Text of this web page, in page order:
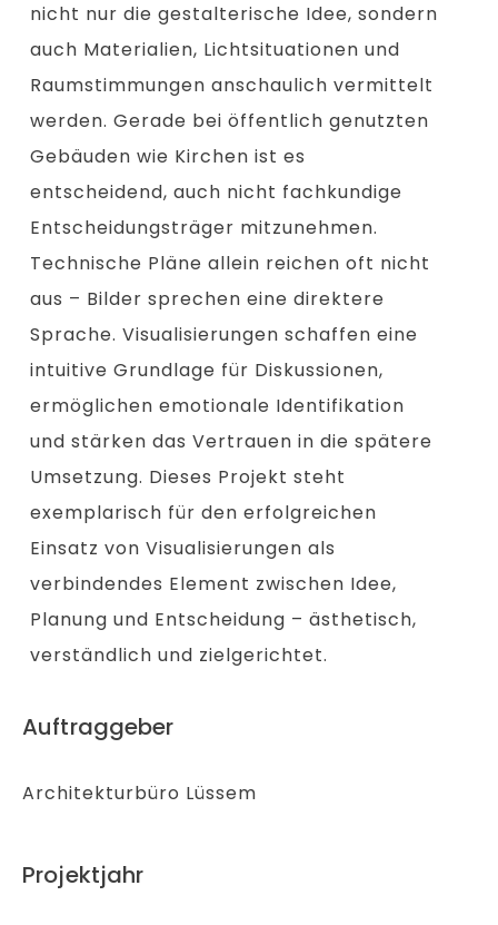
nicht nur die gestalterische Idee, sondern
auch Materialien, Lichtsituationen und
Raumstimmungen anschaulich vermittelt
werden. Gerade bei öffentlich genutzten
Gebäuden wie Kirchen ist es
entscheidend, auch nicht fachkundige
Entscheidungsträger mitzunehmen.
Technische Pläne allein reichen oft nicht
aus – Bilder sprechen eine direktere
Sprache. Visualisierungen schaffen eine
intuitive Grundlage für Diskussionen,
ermöglichen emotionale Identifikation
und stärken das Vertrauen in die spätere
Umsetzung. Dieses Projekt steht
exemplarisch für den erfolgreichen
Einsatz von Visualisierungen als
verbindendes Element zwischen Idee,
Planung und Entscheidung – ästhetisch,
verständlich und zielgerichtet.
Auftraggeber
Architekturbüro Lüssem
Projektjahr